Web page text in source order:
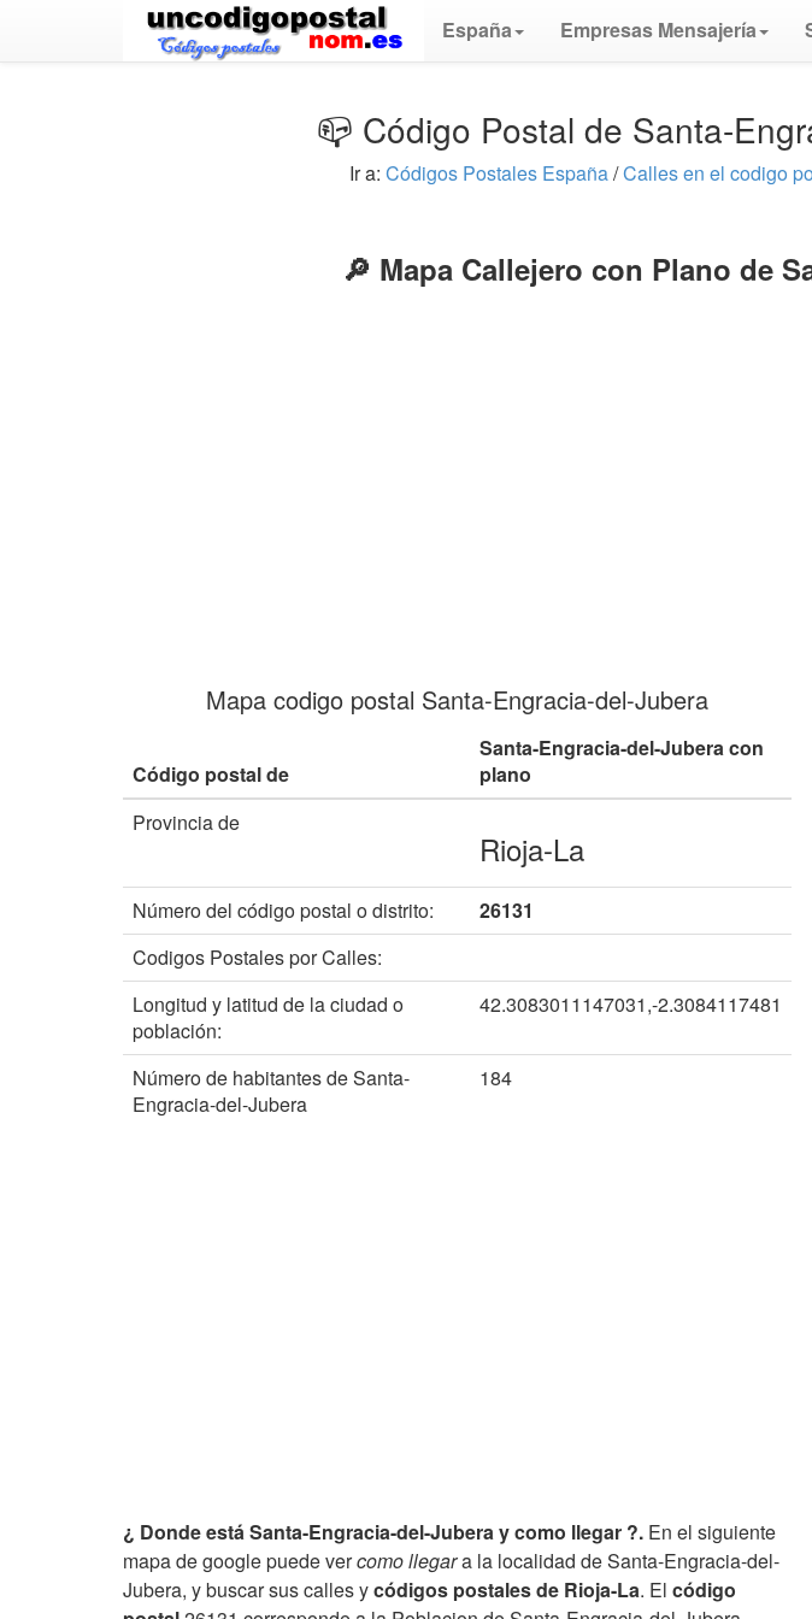
España Empresas Mensajería
📪 Código Postal de Santa-
Ir a: Códigos Postales España/Calles en el codigo
🔎 Mapa Callejero con Plano de
Mapa codigo postal Santa-Engracia-del-Jubera
Código postal de
Santa-Engracia-del-Jubera con
plano
Provincia de
Rioja-La
Número del código postal o distrito:
26131
Codigos Postales por Calles:
Longitud y latitud de la ciudad o
población:
42.3083011147031,-2.3084117481
Número de habitantes de Santa-
Engracia-del-Jubera
184
¿ Donde está Santa-Engracia-del-Jubera y como llegar ?. En el siguiente
mapa de google puede vercomo llegara la localidad de Santa-Engracia-del-
Jubera, y buscar sus calles ycódigos postales de Rioja-La. El código